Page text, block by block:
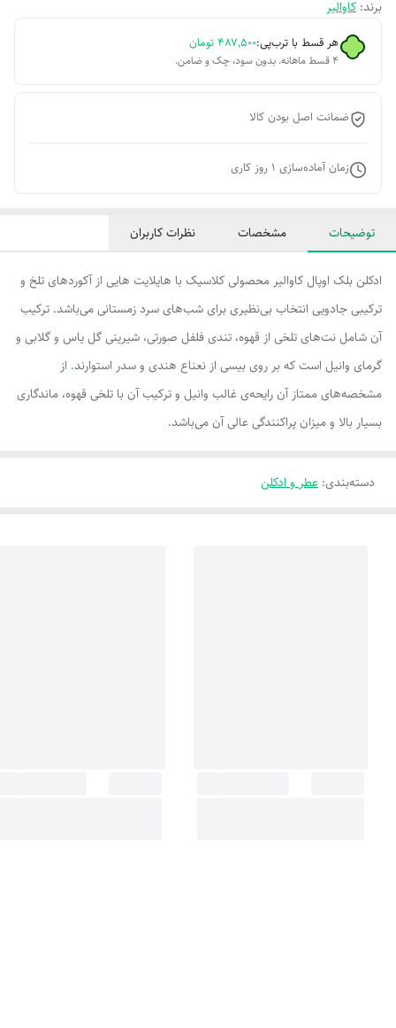
برند: کاوالیر
هر قسط با ترب‌پی:۴۸۷٬۵۰۰ تومان
۴ قسط ماهانه. بدون سود، چک و ضامن.
ضمانت اصل بودن کالا
زمان آماده‌سازی 1 روز کاری
توضیحات مشخصات نظرات کاربران
ادکلن بلک اوپال کاوالیر محصولی کلاسیک با هایلایت هایی از آکوردهای تلخ و
ترکیبی جادویی انتخاب بی‌نظیری برای شب‌های سرد زمستانی می‌باشد. ترکیب
آن شامل نت‌های تلخی از قهوه، تندی فلفل صورتی، شیرینی گل یاس و گلابی و
گرمای وانیل است که بر روی بیسی از نعناع هندی و سدر استوارند. از
مشخصه‌های ممتاز آن رایحه‌ی غالب وانیل و ترکیب آن با تلخی قهوه، ماندگاری
بسیار بالا و میزان پراکنندگی عالی آن می‌باشد.
دسته‌بندی: عطر و ادکلن